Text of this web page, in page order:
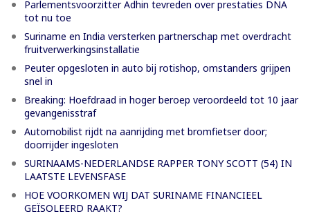
Parlementsvoorzitter Adhin tevreden over prestaties DNA
tot nu toe
Suriname en India versterken partnerschap met overdracht
fruitverwerkingsinstallatie
Peuter opgesloten in auto bij rotishop, omstanders grijpen
snel in
Breaking: Hoefdraad in hoger beroep veroordeeld tot 10 jaar
gevangenisstraf
Automobilist rijdt na aanrijding met bromfietser door;
doorrijder ingesloten
SURINAAMS-NEDERLANDSE RAPPER TONY SCOTT (54) IN
LAATSTE LEVENSFASE
HOE VOORKOMEN WIJ DAT SURINAME FINANCIEEL
GEÏSOLEERD RAAKT?